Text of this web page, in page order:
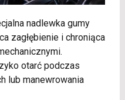
nadlewka gumy
zagłębienie i chroniąca
otarć podczas
lub manewrowania